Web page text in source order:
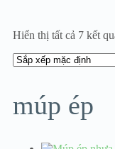
Hiển thị tất cả 7 kết
múp ép